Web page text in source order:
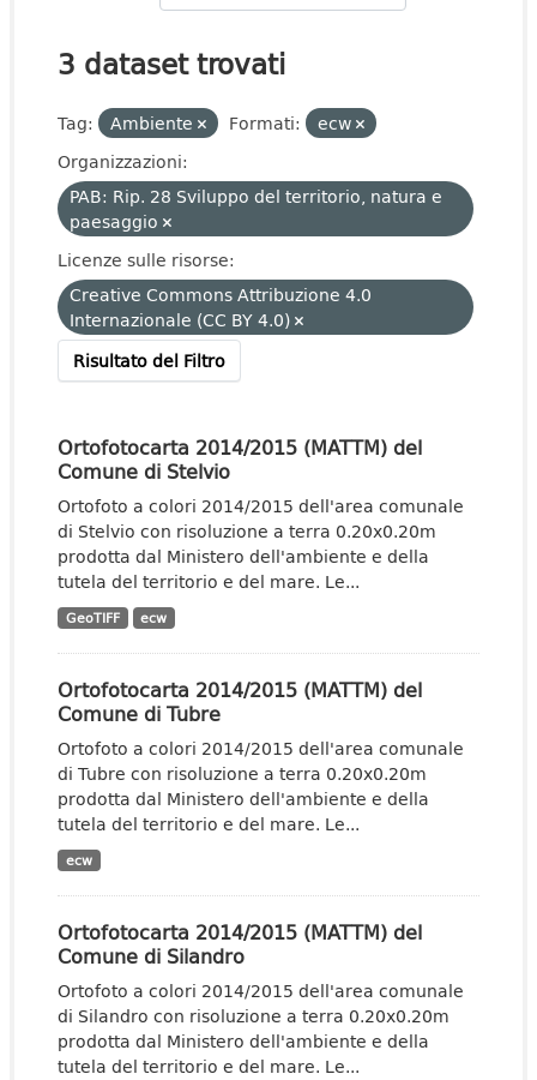
3 dataset trovati
Tag: Ambiente Formati:
ecw
Organizzazioni:
PAB: Rip. 28 Sviluppo del territorio, natura e
paesaggio
Licenze sulle risorse:
Creative Commons Attribuzione 4.0
Internazionale (CC BY 4.0)
Risultato del Filtro
Ortofotocarta 2014/2015 (MATTM) del
Comune di Stelvio
Ortofoto a colori 2014/2015 dell'area comunale
di Stelvio con risoluzione a terra 0.20x0.20m
prodotta dal Ministero dell'ambiente e della
tutela del territorio e del mare. Le...
GeoTIFF ecw
Ortofotocarta 2014/2015 (MATTM) del
Comune di Tubre
Ortofoto a colori 2014/2015 dell'area comunale
di Tubre con risoluzione a terra 0.20x0.20m
prodotta dal Ministero dell'ambiente e della
tutela del territorio e del mare. Le...
ecw
Ortofotocarta 2014/2015 (MATTM) del
Comune di Silandro
Ortofoto a colori 2014/2015 dell'area comunale
di Silandro con risoluzione a terra 0.20x0.20m
prodotta dal Ministero dell'ambiente e della
tutela del territorio e del mare. Le...